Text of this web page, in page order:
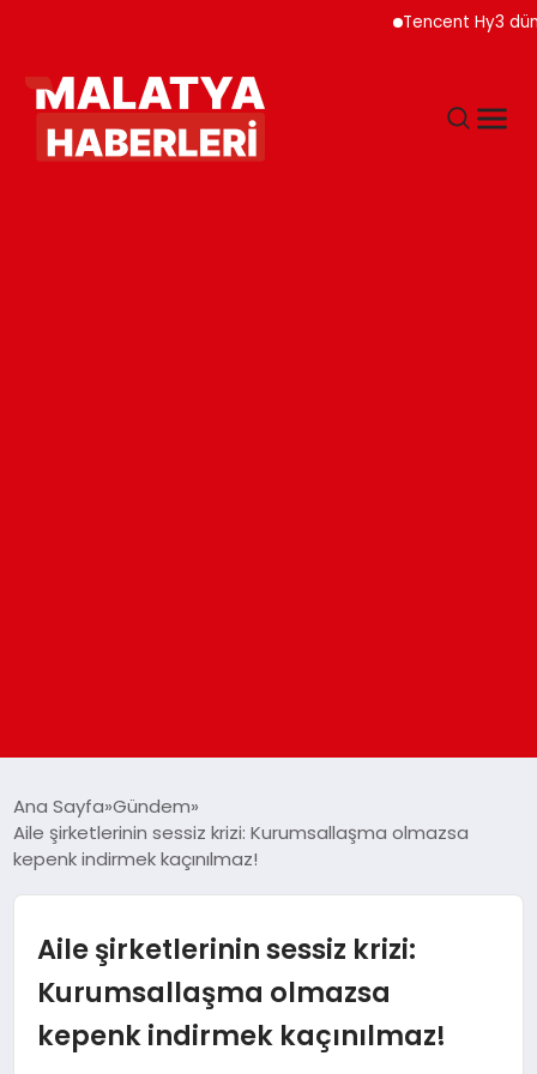
Tencent Hy3 dünya
GÜNDEM
DÜNYA
EĞITIM
Ana Sayfa Gündem
Aile şirketlerinin sessiz krizi: Kurumsallaşma olmazsa
kepenk indirmek kaçınılmaz!
Aile şirketlerinin sessiz krizi:
Kurumsallaşma olmazsa
kepenk indirmek kaçınılmaz!